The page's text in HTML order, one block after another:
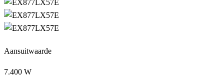
Aansuitwaarde
7.400 W